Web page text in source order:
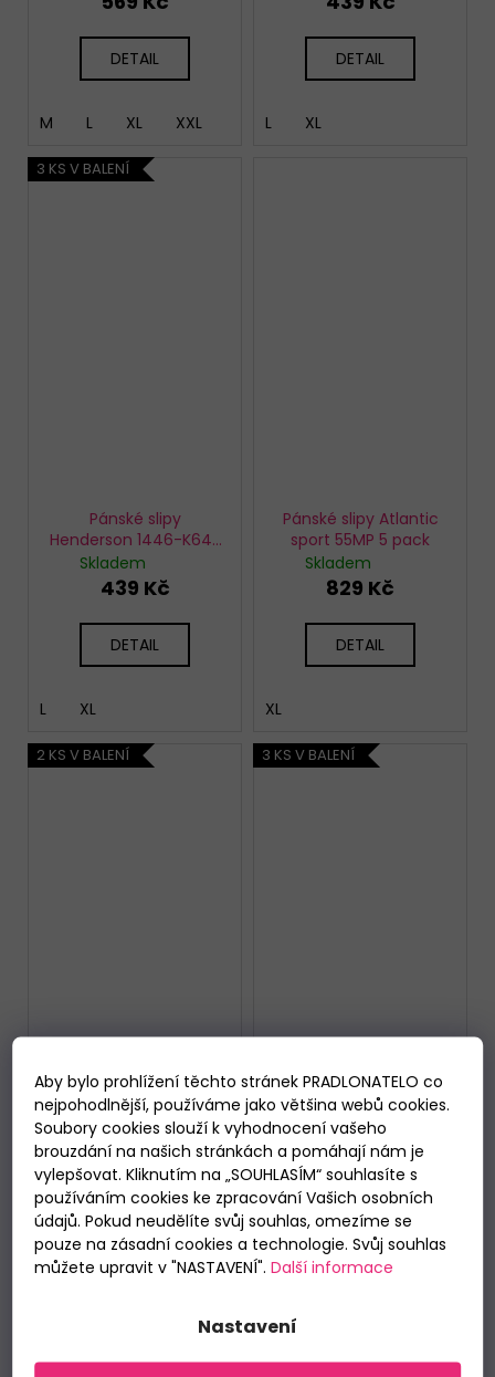
Aby bylo prohlížení těchto stránek PRADLONATELO co
nejpohodlnější, používáme jako většina webů cookies.
Soubory cookies slouží k vyhodnocení vašeho
brouzdání na našich stránkách a pomáhají nám je
vylepšovat. Kliknutím na „SOUHLASÍM“ souhlasíte s
používáním cookies ke zpracování Vašich osobních
údajů. Pokud neudělíte svůj souhlas, omezíme se
pouze na zásadní cookies a technologie. Svůj souhlas
můžete upravit v "NASTAVENÍ". Další informace
Nastavení
DETAIL
M L XL XXL
DETAIL
L XL
3 KS V BALENÍ
Pánské slipy
Henderson 1446-K642
3 pack
Skladem
439 Kč
DETAIL
L XL
Pánské slipy Atlantic
sport 55MP 5 pack
Skladem
829 Kč
DETAIL
XL
2 KS V BALENÍ
Pánské slipy Lama M-
4000 CL 2 pack černé
Skladem
289 Kč
Měrná
cena:
144,50 Kč / 1 ks
DETAIL
3 KS V BALENÍ
Pánské slipy
Henderson 1446-K598
3 pack
Skladem
429 Kč
Měrná
cena:
143 Kč / 1 ks
DETAIL
3 KS V BALENÍ 3 KS V BALENÍ